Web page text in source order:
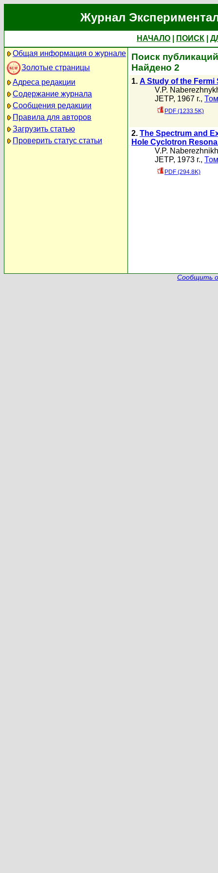
Журнал
НАЧАЛО ПОИСК
Общая информация о журнале
Золотые страницы
Адреса редакции
Содержание журнала
Сообщения редакции
Правила для авторов
Загрузить статью
Проверить статус статьи
Поиск
Найдено 2
1. A Study of the Fermi
V.P.
JETP, 1967 г.,
PDF (1233.5K)
2. The Spectrum and
Hole Cyclotron
V.P. Naberezhnikh
JETP, 1973 г.,
PDF (294.8K)
Сообщить о